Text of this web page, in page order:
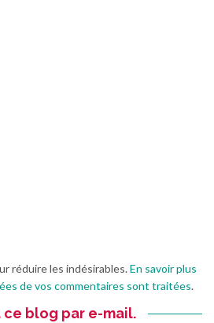
réduire les indésirables.En savoir plus
de vos commentaires sont traitées.
ce blog par e-mail.